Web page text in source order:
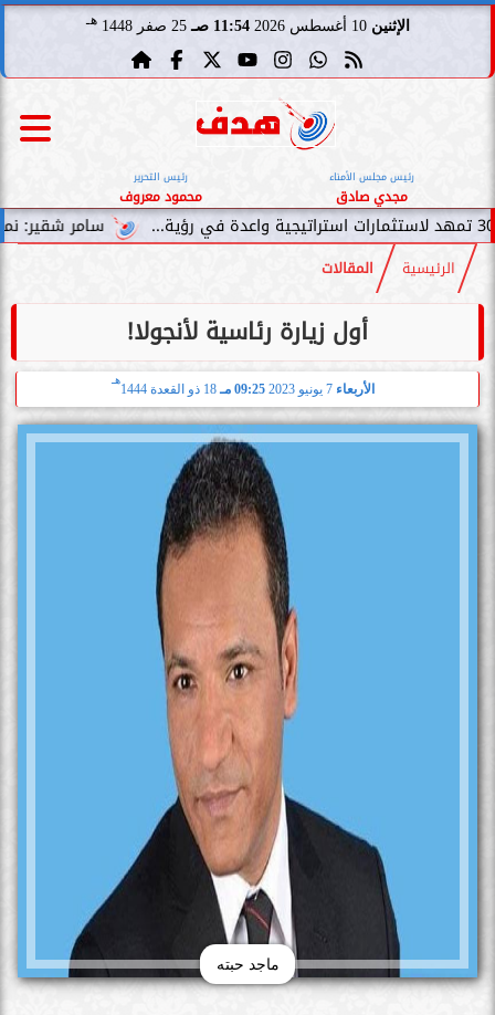
الإثنين 10 أغسطس 2026 11:54 صـ 25 صفر 1448 هـ
رئيس مجلس الأمناء
مجدي صادق
رئيس التحرير
محمود معروف
سامر شقير: نمو صناديق
الرئيسية المقالات
أول زيارة رئاسية لأنجولا!
الأربعاء 09:25 مـ 18 ذو القعدة 1444
هـ
ماجد حبته